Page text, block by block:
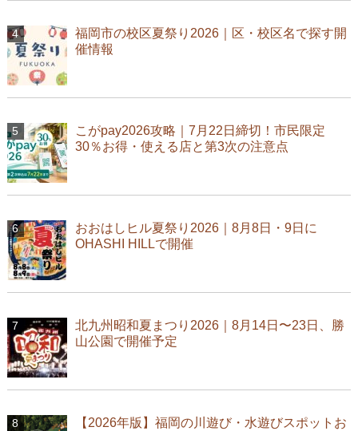
福岡市の校区夏祭り2026｜区・校区名で探す開
催情報
こがpay2026攻略｜7月22日締切！市民限定
30％お得・使える店と第3次の注意点
おおはしヒル夏祭り2026｜8月8日・9日に
OHASHI HILLで開催
北九州昭和夏まつり2026｜8月14日〜23日、勝
山公園で開催予定
【2026年版】福岡の川遊び・水遊びスポットお